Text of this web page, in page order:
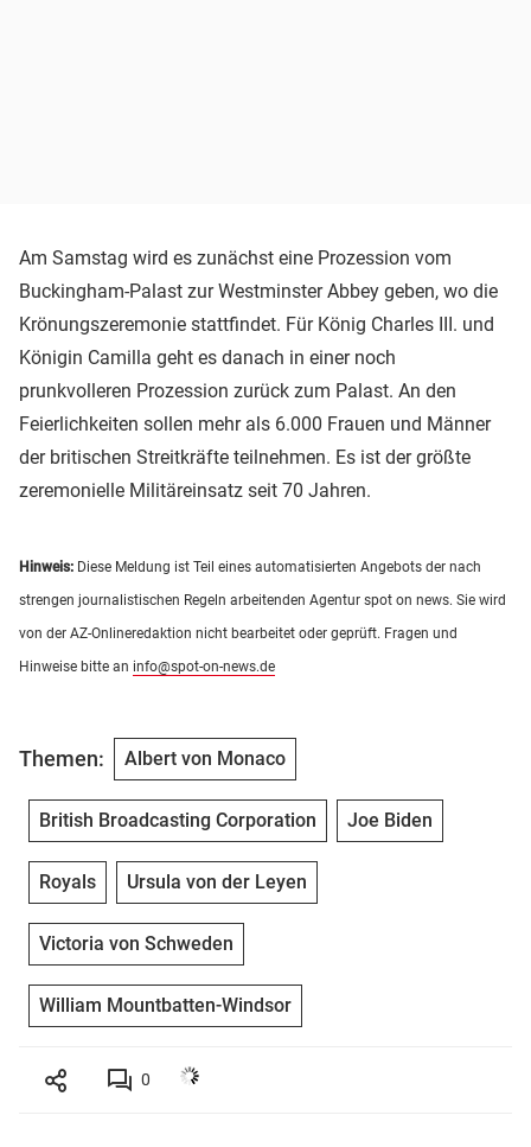
Am Samstag wird es zunächst eine Prozession vom
Buckingham-Palast zur Westminster Abbey geben, wo die
Krönungszeremonie stattfindet. Für König Charles III. und
Königin Camilla geht es danach in einer noch
prunkvolleren Prozession zurück zum Palast. An den
Feierlichkeiten sollen mehr als 6.000 Frauen und Männer
der britischen Streitkräfte teilnehmen. Es ist der größte
zeremonielle Militäreinsatz seit 70 Jahren.
Hinweis: Diese Meldung ist Teil eines automatisierten Angebots der nach
strengen journalistischen Regeln arbeitenden Agentur spot on news. Sie wird
von der AZ-Onlineredaktion nicht bearbeitet oder geprüft. Fragen und
Hinweise bitte an info@spot-on-news.de
Themen: Albert von Monaco
British Broadcasting Corporation Joe Biden
Royals Ursula von der Leyen
Victoria von Schweden
William Mountbatten-Windsor
0